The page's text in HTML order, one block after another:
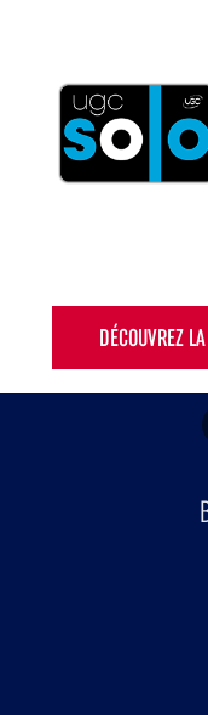
DÉCOUVREZ